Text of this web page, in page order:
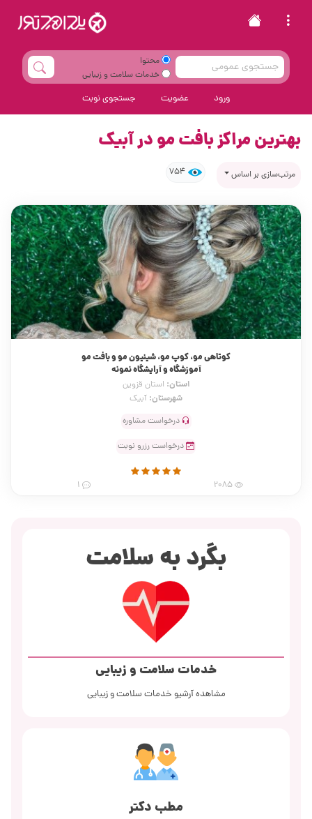
محتوا
خدمات سلامت و زیبایی
ورود عضویت جستجوی نوبت
بهترین مراکز بافت مو در آبیک
مرتب‌سازی بر اساس 754
کوتاهی مو، کوپ مو، شینیون مو و بافت مو
آموزشگاه و آرایشگاه نمونه
استان: استان قزوین
شهرستان: آبیک
درخواست مشاوره
درخواست رزرو نوبت
بگرد به سلامت
خدمات سلامت و زیبایی
مشاهده آرشیو خدمات سلامت و زیبایی
مطب دکتر